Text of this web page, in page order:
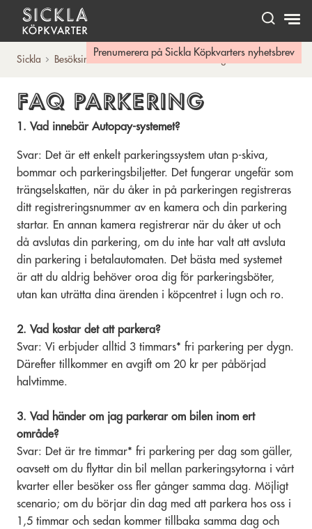
Hem
Prenumerera på Sickla Köpkvarters nyhetsbrev
Sickla Besöksinfo Hitta & Parkera Parkering FAQ
FAQ PARKERING
1. Vad innebär Autopay-systemet?
Svar: Det är ett enkelt parkeringssystem utan p-skiva,
bommar och parkeringsbiljetter. Det fungerar ungefär som
trängselskatten, när du åker in på parkeringen registreras
ditt registreringsnummer av en kamera och din parkering
startar. En annan kamera registrerar när du åker ut och
då avslutas din parkering, om du inte har valt att avsluta
din parkering i betalautomaten. Det bästa med systemet
är att du aldrig behöver oroa dig för parkeringsböter,
utan kan uträtta dina ärenden i köpcentret i lugn och ro.
2. Vad kostar det att parkera?
Svar: Vi erbjuder alltid 3 timmars* fri parkering per dygn.
Därefter tillkommer en avgift om 20 kr per påbörjad
halvtimme.
3. Vad händer om jag parkerar om bilen inom ert
område?
Svar: Det är tre timmar* fri parkering per dag som gäller,
oavsett om du flyttar din bil mellan parkeringsytorna i vårt
kvarter eller besöker oss fler gånger samma dag. Möjligt
scenario; om du börjar din dag med att parkera hos oss i
1,5 timmar och sedan kommer tillbaka samma dag och